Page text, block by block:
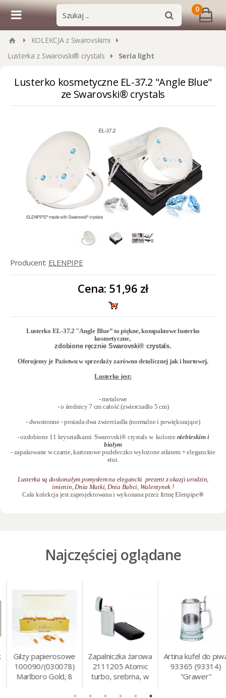
0
KOLEKCJA z Swarovskimi
Lusterka z Swarovski® crystals
Seria light
Lusterko kosmetyczne EL-37.2 "Angle Blue"
ze Swarovski® crystals
Producent: ELENPIPE
Cena: 51,96 zł
Lusterko EL-37.2 "Angle Blue” to piękne, kompaktowe lusterko
kosmetyczne,
zdobione ręcznie Swarovski® crystals.
Oferujemy je Państwu w sprzedaży zarówno detalicznej jak i hurtowej.
Lusterko jest:
- metalowe
- o średnicy 7 cm całość (zwierciadło 5 cm)
- dwustronne - posiada dwa zwierciadła (normalne i powiększające)
- ozdobione 11 kryształkami Swarovski® crystals w kolorze niebieskimi
białym
- zapakowane w czarne, kartonowe pudełeczko wyłożone atłasem + eleganckie
etui.
Lusterka są doskonałym pomysłem na elegancki prezent z okazji urodzin,
imienin, Dnia Matki, Dnia Babci, Walentynek !
Cała kolekcja jest zaprojektowana i wykonana przez firmę Elenpipe®
Najczęściej oglądane
Gilzy papierosowe
100090/(030078)
Marlboro Gold, 8
Zapalniczka żarowa
2111205 Atomic
turbo, srebrna, w
Artina kufel do piwa
93365 (93314)
"Grawer"
szklo/cyna, 425 ml,